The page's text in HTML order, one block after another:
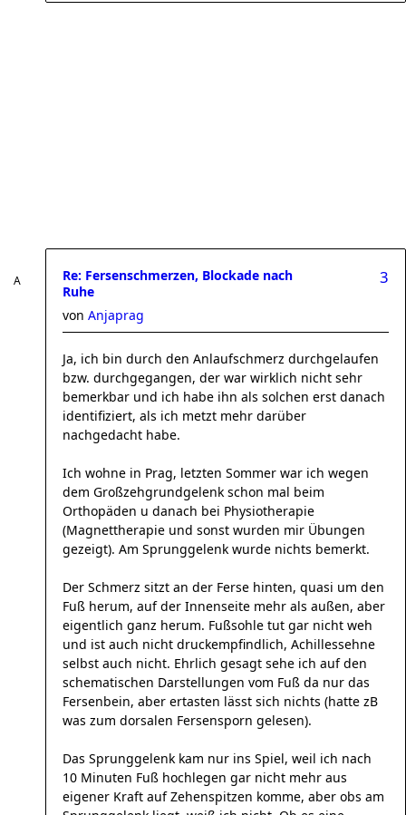
Re: Fersenschmerzen, Blockade nach
Ruhe
3
von Anjaprag
Ja, ich bin durch den Anlaufschmerz durchgelaufen
bzw. durchgegangen, der war wirklich nicht sehr
bemerkbar und ich habe ihn als solchen erst danach
identifiziert, als ich metzt mehr darüber
nachgedacht habe.
Ich wohne in Prag, letzten Sommer war ich wegen
dem Großzehgrundgelenk schon mal beim
Orthopäden u danach bei Physiotherapie
(Magnettherapie und sonst wurden mir Übungen
gezeigt). Am Sprunggelenk wurde nichts bemerkt.
Der Schmerz sitzt an der Ferse hinten, quasi um den
Fuß herum, auf der Innenseite mehr als außen, aber
eigentlich ganz herum. Fußsohle tut gar nicht weh
und ist auch nicht druckempfindlich, Achillessehne
selbst auch nicht. Ehrlich gesagt sehe ich auf den
schematischen Darstellungen vom Fuß da nur das
Fersenbein, aber ertasten lässt sich nichts (hatte zB
was zum dorsalen Fersensporn gelesen).
Das Sprunggelenk kam nur ins Spiel, weil ich nach
10 Minuten Fuß hochlegen gar nicht mehr aus
eigener Kraft auf Zehenspitzen komme, aber obs am